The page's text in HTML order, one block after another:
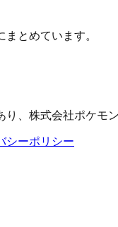
とめています。
、株式会社ポケモ
シーポリシー